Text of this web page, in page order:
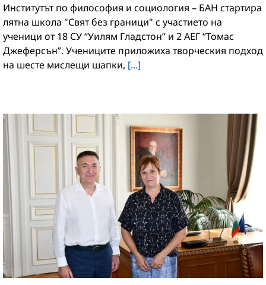
Институтът по философия и социология – БАН стартира
лятна школа "Свят без граници" с участието на
ученици от 18 СУ “Уилям Гладстон” и 2 АЕГ “Томас
Джеферсън”. Учениците приложиха творческия подход
на шесте мислещи шапки, [...]